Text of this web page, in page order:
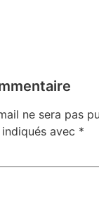
ne sera pas
avec *